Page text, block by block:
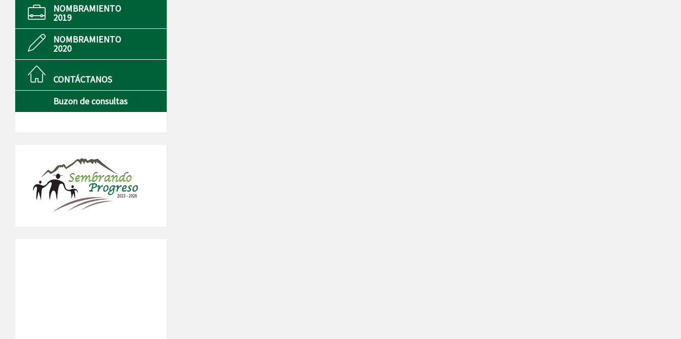
NOMBRAMIENTO
2019
NOMBRAMIENTO
2020
CONTÁCTANOS
Buzon de consultas